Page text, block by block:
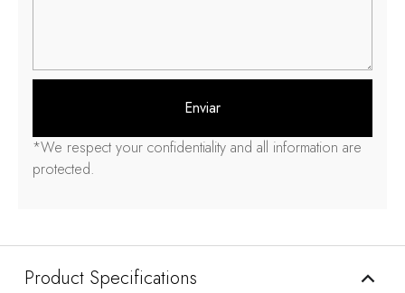
Enviar
*We respect your confidentiality and all information are
protected.
Product Specifications